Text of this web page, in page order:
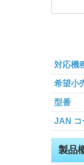
対応機
希望小
型番
JAN コ
製品